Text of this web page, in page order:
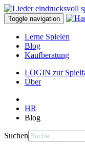
Toggle navigation
Lerne Spielen
Blog
Kaufberatung
LOGIN zur
Über
HR
Blog
Suchen